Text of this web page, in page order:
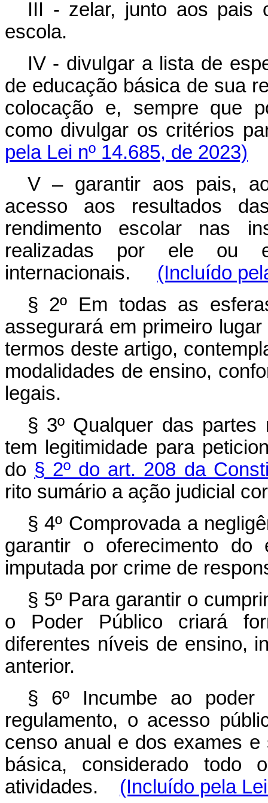
III - zelar, junto aos pais
escola.
IV - divulgar a lista de
de educação básica de sua
colocação e, sempre que
como divulgar os critérios
pela Lei nº 14.685, de 2023)
V – garantir aos pais,
acesso aos resultados
rendimento escolar nas
realizadas por ele ou
internacionais. (Incluído
§ 2º Em todas as
assegurará em primeiro
termos deste artigo,
modalidades de ensino,
legais.
§ 3º Qualquer das
tem legitimidade para
do § 2º do art. 208 da
rito sumário a ação judicial
§ 4º Comprovada a
garantir o oferecimento do
imputada por crime de
§ 5º Para garantir o
o Poder Público criará
diferentes níveis de ensino,
anterior.
§ 6º Incumbe ao poder
regulamento, o acesso
censo anual e dos exames
básica, considerado todo
atividades. (Incluído pela